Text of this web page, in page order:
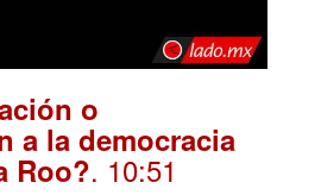
o
a la democracia
Roo?. 10:51